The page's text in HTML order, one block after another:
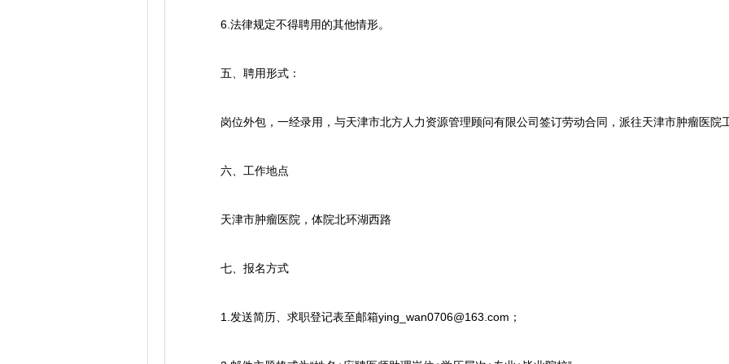
6.法律规定不得聘用的其他情形。
五、聘用形式：
岗位外包，一经录用，与天津市北方人力资源管理顾问有限公司签订劳动合同，派往天津市肿瘤医院
六、工作地点
天津市肿瘤医院，体院北环湖西路
七、报名方式
1.发送简历、求职登记表至邮箱ying_wan0706@163.com；